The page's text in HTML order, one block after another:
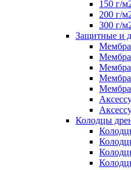
150 г/
200 г/
300 г/
Защитные и
Колодцы